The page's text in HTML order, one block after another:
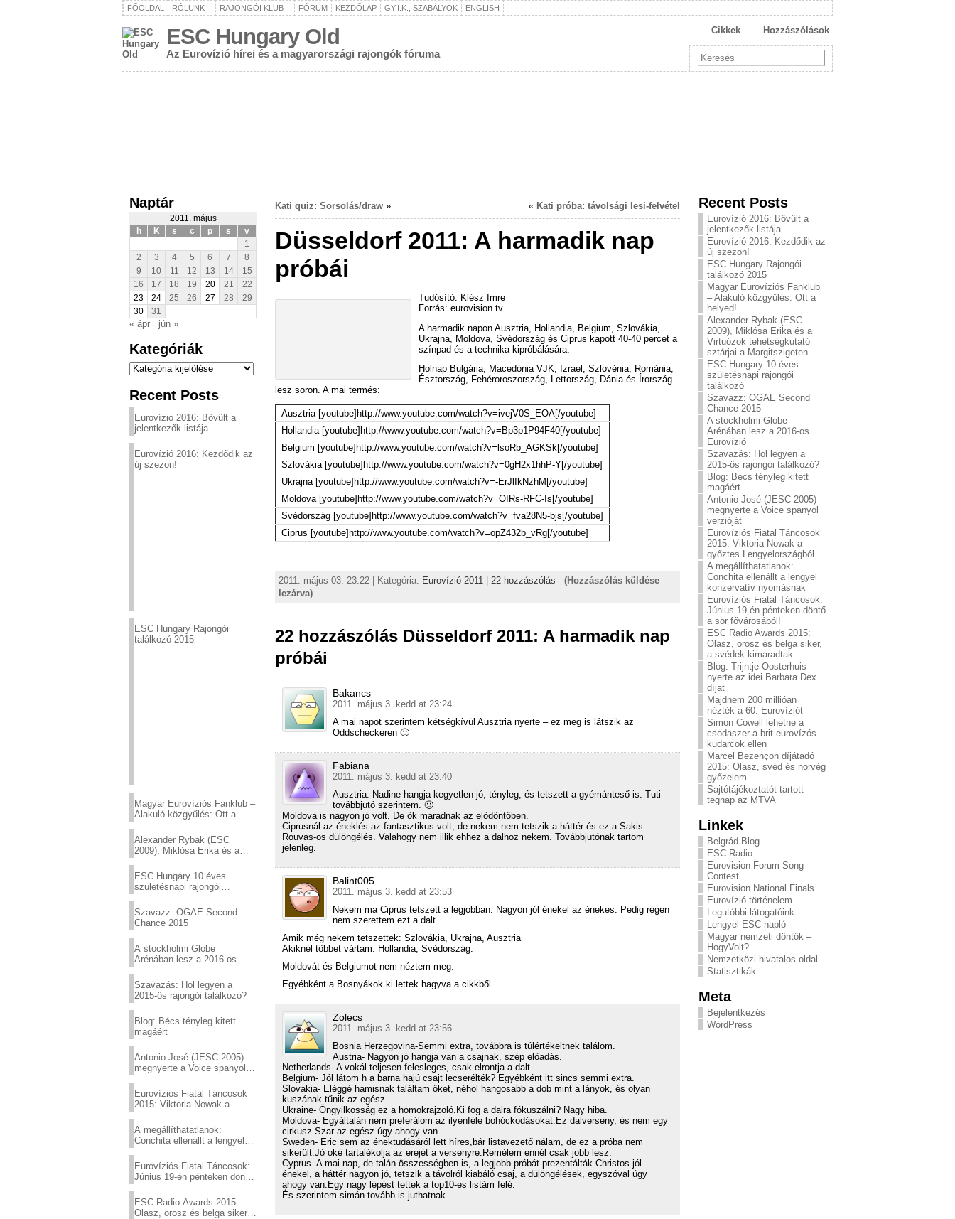
FŐOLDAL RÓLUNK RAJONGÓI KLUB FÓRUM KEZDŐLAP GY.I.K., SZABÁLYOK ENGLISH
ESC Hungary Old
Az Eurovízió hírei és a magyarországi rajongók fóruma
Hozzászólások
Cikkek
Naptár
2011. május
h
K s c p s
v
1
2
3 4 5 6 7
8
9
10 11 12 13 14
15
16
17 18 19 20 21
22
23
24 25 26 27 28
29
30
31
« ápr jún »
Kategóriák
Kategóriák
Recent Posts
Eurovízió 2016: Bővült a
jelentkezők listája
Eurovízió 2016: Kezdődik az
új szezon!
ESC Hungary Rajongói
találkozó 2015
Magyar Eurovíziós Fanklub –
Alakuló közgyűlés: Ott a
Alexander Rybak (ESC
2009), Miklósa Erika és a
sztárjai a Margitszigeten
ESC Hungary 10 éves
születésnapi rajongói
Szavazz: OGAE Second
Chance 2015
A stockholmi Globe
Arénában lesz a 2016-os
Szavazás: Hol legyen a
2015-ös rajongói találkozó?
Blog: Bécs tényleg kitett
magáért
Antonio José (JESC 2005)
megnyerte a Voice spanyol
Eurovíziós Fiatal Táncosok
2015: Viktoria Nowak a
A megállíthatatlanok:
Conchita ellenállt a lengyel
Eurovíziós Fiatal Táncosok:
Június 19-én pénteken döntő
ESC Radio Awards 2015:
Olasz, orosz és belga siker,
Kati quiz: Sorsolás/draw » « Kati próba: távolsági lesi-felvétel
Düsseldorf 2011: A harmadik nap
próbái
Tudósító: Klész Imre
Forrás: eurovision.tv
A harmadik napon Ausztria, Hollandia, Belgium, Szlovákia,
Ukrajna, Moldova, Svédország és Ciprus kapott 40-40 percet a
színpad és a technika kipróbálására.
Holnap Bulgária, Macedónia VJK, Izrael, Szlovénia, Románia,
Észtország, Fehéroroszország, Lettország, Dánia és Írország
lesz soron. A mai termés:
Ausztria [youtube]http://www.youtube.com/watch?v=ivejV0S_EOA[/youtube]
Hollandia [youtube]http://www.youtube.com/watch?v=Bp3p1P94F40[/youtube]
Belgium [youtube]http://www.youtube.com/watch?v=lsoRb_AGKSk[/youtube]
Szlovákia [youtube]http://www.youtube.com/watch?v=0gH2x1hhP-Y[/youtube]
Ukrajna [youtube]http://www.youtube.com/watch?v=-ErJlIkNzhM[/youtube]
Moldova [youtube]http://www.youtube.com/watch?v=OIRs-RFC-Is[/youtube]
Svédország [youtube]http://www.youtube.com/watch?v=fva28N5-bjs[/youtube]
Ciprus [youtube]http://www.youtube.com/watch?v=opZ432b_vRg[/youtube]
2011. május 03. 23:22 | Kategória: Eurovízió 2011 22 hozzászólás - (Hozzászólás küldése
lezárva)
22 hozzászólás Düsseldorf 2011: A harmadik nap
próbái
Bakancs
2011. május 3. kedd at 23:24
A mai napot szerintem kétségkívül Ausztria nyerte – ez meg is látszik az
Oddscheckeren 🙂
Fabiana
2011. május 3. kedd at 23:40
Ausztria: Nadine hangja kegyetlen jó, tényleg, és tetszett a gyémánteső is. Tuti
továbbjutó szerintem. 🙂
Moldova is nagyon jó volt. De ők maradnak az elődöntőben.
Ciprusnál az éneklés az fantasztikus volt, de nekem nem tetszik a háttér és ez a Sakis
Rouvas-os dülöngélés. Valahogy nem illik ehhez a dalhoz nekem. Továbbjutónak tartom
jelenleg.
Balint005
2011. május 3. kedd at 23:53
Nekem ma Ciprus tetszett a legjobban. Nagyon jól énekel az énekes. Pedig régen
nem szerettem ezt a dalt.
Amik még nekem tetszettek: Szlovákia, Ukrajna, Ausztria
Akiknél többet vártam: Hollandia, Svédország.
Moldovát és Belgiumot nem néztem meg.
Egyébként a Bosnyákok ki lettek hagyva a cikkből.
Zolecs
2011. május 3. kedd at 23:56
Bosnia Herzegovina-Semmi extra, továbbra is túlértékeltnek találom.
Austria- Nagyon jó hangja van a csajnak, szép előadás.
Netherlands- A vokál teljesen felesleges, csak elrontja a dalt.
Belgium- Jól látom h a barna hajú csajt lecserélték? Egyébként itt sincs semmi extra.
Slovakia- Eléggé hamisnak találtam őket, néhol hangosabb a dob mint a lányok, és olyan
kuszának tűnik az egész.
Ukraine- Öngyilkosság ez a homokrajzoló.Ki fog a dalra fókuszálni? Nagy hiba.
Moldova- Egyáltalán nem preferálom az ilyenféle bohóckodásokat.Ez dalverseny, és nem egy
cirkusz.Szar az egész úgy ahogy van.
Sweden- Eric sem az énektudásáról lett híres,bár listavezető nálam, de ez a próba nem
sikerült.Jó oké tartalékolja az erejét a versenyre.Remélem ennél csak jobb lesz.
Cyprus- A mai nap, de talán összességben is, a legjobb próbát prezentálták.Christos jól
énekel, a háttér nagyon jó, tetszik a távolról kiabáló csaj, a dülöngélések, egyszóval úgy
ahogy van.Egy nagy lépést tettek a top10-es listám felé.
És szerintem simán tovább is juthatnak.
Recent Posts
Eurovízió 2016: Bővült a
jelentkezők listája
Eurovízió 2016: Kezdődik az
új szezon!
ESC Hungary Rajongói
találkozó 2015
Magyar Eurovíziós Fanklub
– Alakuló közgyűlés: Ott a
helyed!
Alexander Rybak (ESC
2009), Miklósa Erika és a
Virtuózok tehetségkutató
sztárjai a Margitszigeten
ESC Hungary 10 éves
születésnapi rajongói
találkozó
Szavazz: OGAE Second
Chance 2015
A stockholmi Globe
Arénában lesz a 2016-os
Eurovízió
Szavazás: Hol legyen a
2015-ös rajongói találkozó?
Blog: Bécs tényleg kitett
magáért
Antonio José (JESC 2005)
megnyerte a Voice spanyol
verzióját
Eurovíziós Fiatal Táncosok
2015: Viktoria Nowak a
győztes Lengyelországból
A megállíthatatlanok:
Conchita ellenállt a lengyel
konzervatív nyomásnak
Eurovíziós Fiatal Táncosok:
Június 19-én pénteken döntő
a sör fővárosából!
ESC Radio Awards 2015:
Olasz, orosz és belga siker,
a svédek kimaradtak
Blog: Trijntje Oosterhuis
nyerte az idei Barbara Dex
díjat
Majdnem 200 millióan
nézték a 60. Eurovíziót
Simon Cowell lehetne a
csodaszer a brit eurovízós
kudarcok ellen
Marcel Bezençon díjátadó
2015: Olasz, svéd és norvég
győzelem
Sajtótájékoztatót tartott
tegnap az MTVA
Linkek
Belgrád Blog
ESC Radio
Eurovision Forum Song
Contest
Eurovision National Finals
Eurovízió történelem
Legutóbbi látogatóink
Lengyel ESC napló
Magyar nemzeti döntők –
HogyVolt?
Nemzetközi hivatalos oldal
Statisztikák
Meta
Bejelentkezés
WordPress